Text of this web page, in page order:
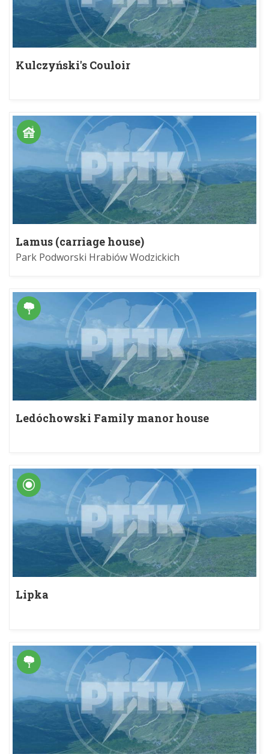
Kulczyński's Couloir
Lamus (carriage house)
Park Podworski Hrabiów Wodzickich
Ledóchowski Family manor house
Lipka